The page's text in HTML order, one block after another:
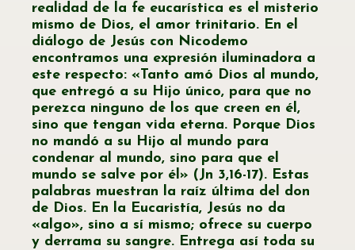
realidad de la fe eucarística es el misterio
mismo de Dios, el amor trinitario. En el
diálogo de Jesús con Nicodemo
encontramos una expresión iluminadora a
este respecto: «Tanto amó Dios al mundo,
que entregó a su Hijo único, para que no
perezca ninguno de los que creen en él,
sino que tengan vida eterna. Porque Dios
no mandó a su Hijo al mundo para
condenar al mundo, sino para que el
mundo se salve por él» (Jn 3,16-17). Estas
palabras muestran la raíz última del don
de Dios. En la Eucaristía, Jesús no da
«algo», sino a sí mismo; ofrece su cuerpo
y derrama su sangre. Entrega así toda su